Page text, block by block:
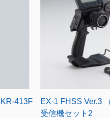
413F
EX-1 FHSS Ver.3
受信機セット2